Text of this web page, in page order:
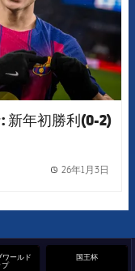
新年初勝利(0-2)
26年1月3日
ワールド
プ
国王杯